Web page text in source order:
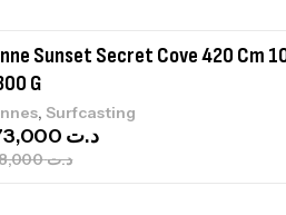
Jigging Sunset Massive Attack
120/250gr 30kg
, Jigging
د.ت379,000
د.ت340,000